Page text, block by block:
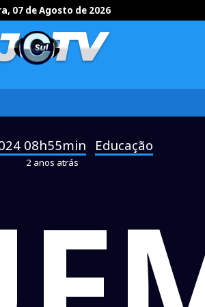
07 de Agosto de 2026
08h55min Educação
2 anos atrás